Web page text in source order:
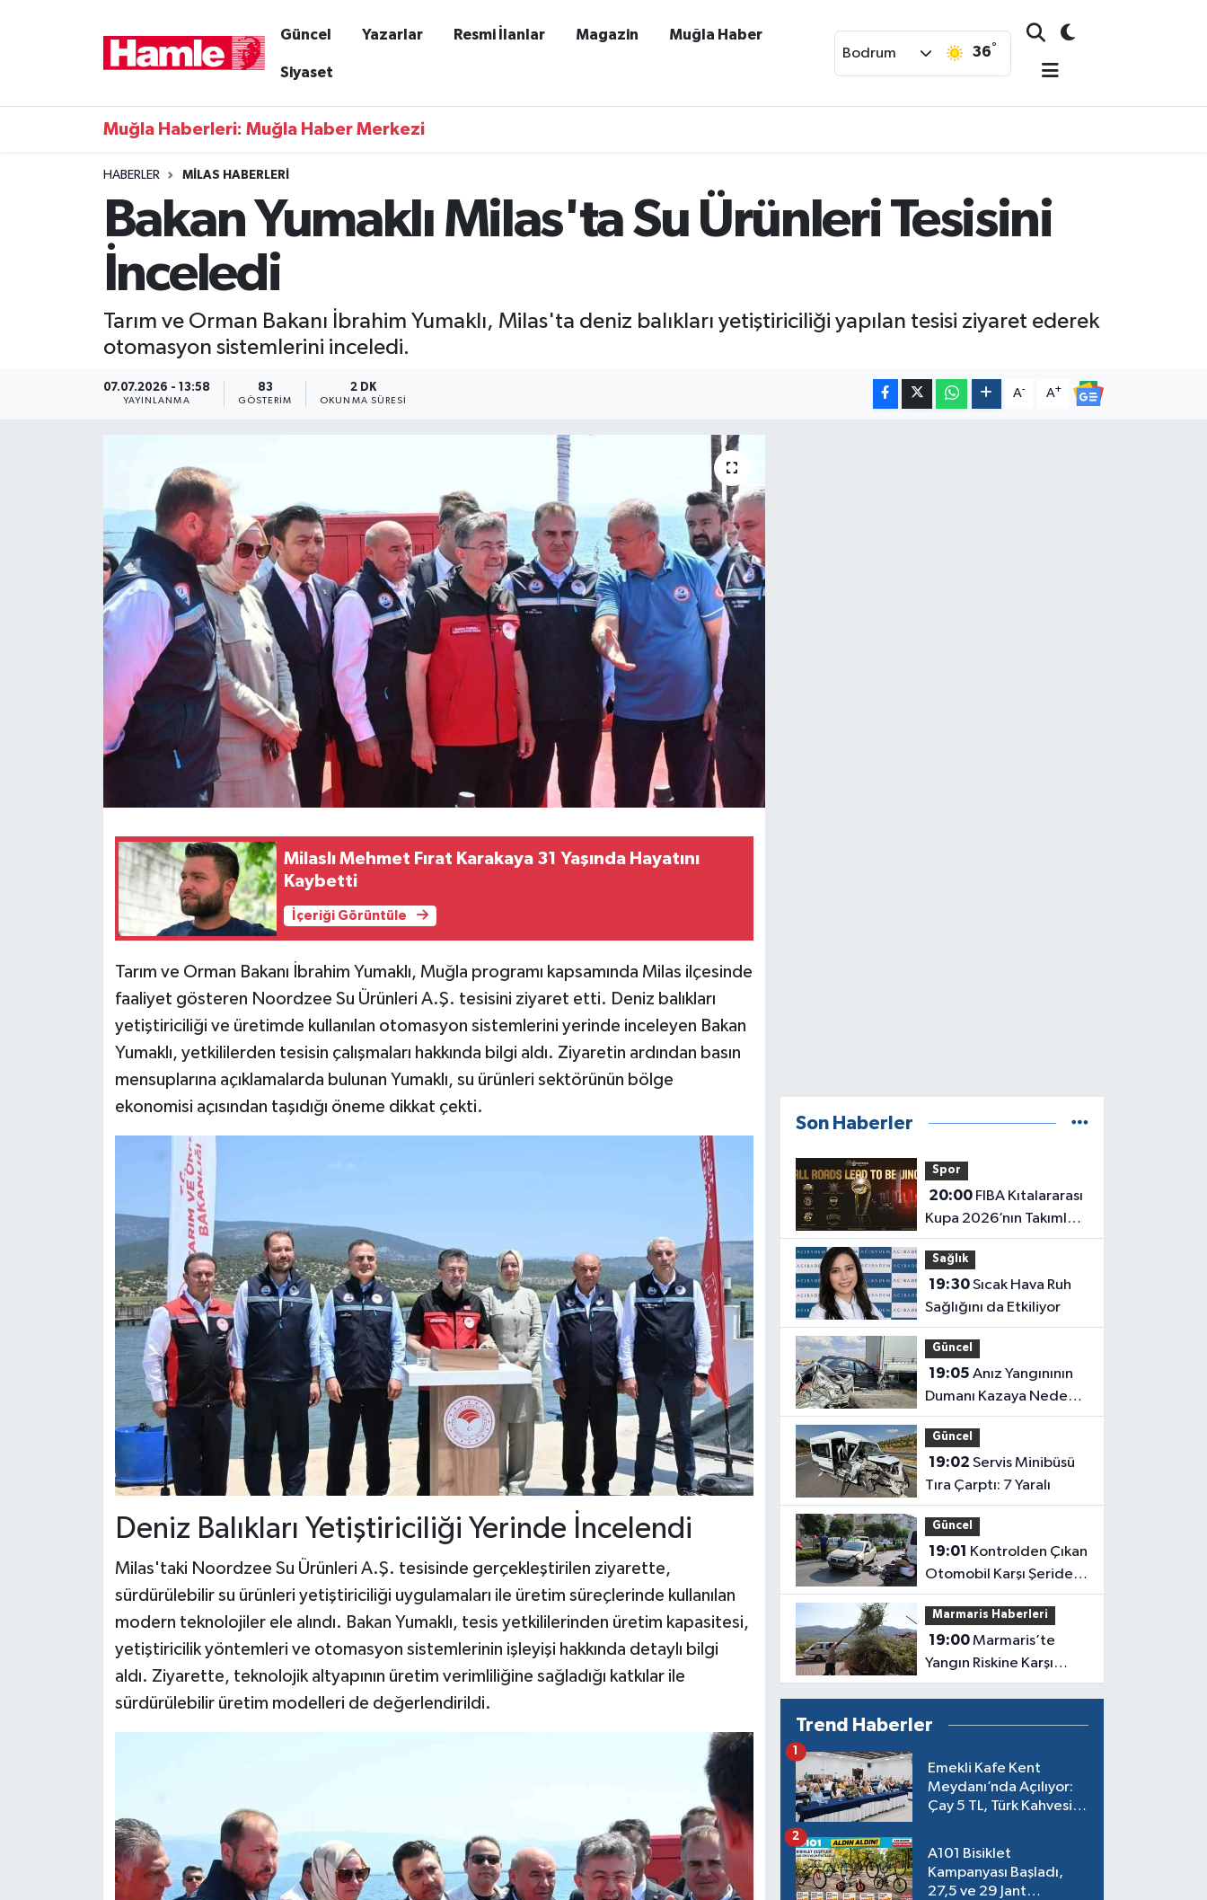
Güncel Yazarlar Resmi İlanlar Magazin Muğla Haber
Siyaset
Bodrum 36°
Muğla Haberleri: Muğla Haber Merkezi
HABERLER MILAS HABERLERI
Bakan Yumaklı Milas'ta Su Ürünleri Tesisini
İnceledi
Tarım ve Orman Bakanı İbrahim Yumaklı, Milas'ta deniz balıkları yetiştiriciliği yapılan tesisi ziyaret ederek
otomasyon sistemlerini inceledi.
07.07.2026 - 13:58
YAYINLANMA
83
GÖSTERIM
2 DK
OKUNMA SÜRESI
A- A+
Milaslı Mehmet Fırat Karakaya 31 Yaşında Hayatını
Kaybetti
İçeriği Görüntüle
Tarım ve Orman Bakanı İbrahim Yumaklı, Muğla programı kapsamında Milas ilçesinde
faaliyet gösteren Noordzee Su Ürünleri A.Ş. tesisini ziyaret etti. Deniz balıkları
yetiştiriciliği ve üretimde kullanılan otomasyon sistemlerini yerinde inceleyen Bakan
Yumaklı, yetkililerden tesisin çalışmaları hakkında bilgi aldı. Ziyaretin ardından basın
mensuplarına açıklamalarda bulunan Yumaklı, su ürünleri sektörünün bölge
ekonomisi açısından taşıdığı öneme dikkat çekti.
Deniz Balıkları Yetiştiriciliği Yerinde İncelendi
Milas'taki Noordzee Su Ürünleri A.Ş. tesisinde gerçekleştirilen ziyarette,
sürdürülebilir su ürünleri yetiştiriciliği uygulamaları ile üretim süreçlerinde kullanılan
modern teknolojiler ele alındı. Bakan Yumaklı, tesis yetkililerinden üretim kapasitesi,
yetiştiricilik yöntemleri ve otomasyon sistemlerinin işleyişi hakkında detaylı bilgi
aldı. Ziyarette, teknolojik altyapının üretim verimliliğine sağladığı katkılar ile
sürdürülebilir üretim modelleri de değerlendirildi.
Son Haberler
Spor
20:00FIBA Kıtalararası
Kupa 2026’nın Takımları
Belli Oldu
Sağlık
19:30Sıcak Hava Ruh
Sağlığını da Etkiliyor
Güncel
19:05
Dumanı Kazaya Neden
Oldu: 13 Araç Birbirine
Girdi
Güncel
19:02
Tıra Çarptı: 7 Yaralı
Güncel
19:01
Otomobil Karşı Şeride
Geçti: 2 Araç Çarpıştı
Marmaris Haberleri
19:00Marmaris’te
Yangın Riskine Karşı
Beldibi’nde Temizlik
Trend Haberler
Emekli Kafe Kent
Meydanı’nda Açılıyor:
Çay 5 TL, Türk Kahvesi
1
A101 Bisiklet
Kampanyası Başladı,
27,5 ve 29 Jant
2
Muğla Haber
Muğla Nöbetçi Eczaneler
Muğla Trafik Yoğunluk Haritası
Süper Lig Puan Durumu ve Fikstür
Son Dakika Haberleri
Haber Arşivi